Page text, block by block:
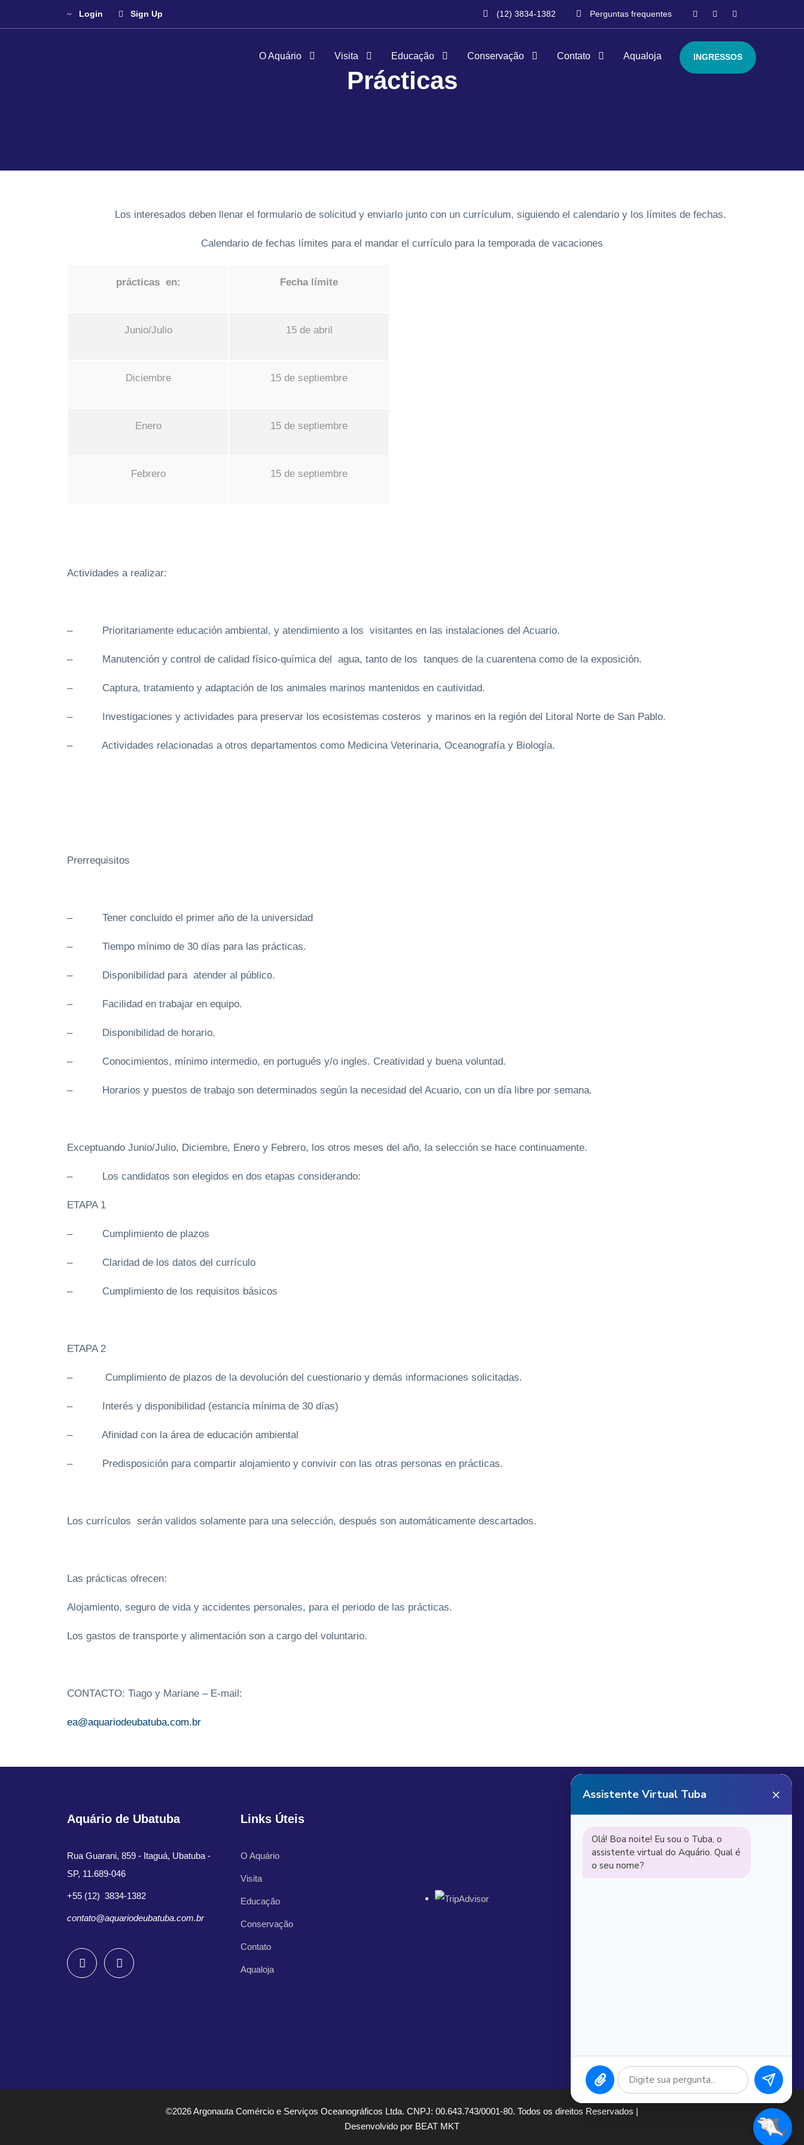
Login Sign Up (12) 3834-1382 Perguntas frequentes
O Aquário Visita Educação Conservação Contato Aqualoja INGRESSOS
Prácticas
Los interesados deben llenar el formulario de solicitud y enviarlo junto con un currículum, siguiendo el calendario y los límites de fechas.
Calendario de fechas límites para el mandar el currículo para la temporada de vacaciones
prácticas en: Fecha límite
Junio/Julio 15 de abril
Diciembre 15 de septiembre
Enero 15 de septiembre
Febrero 15 de septiembre
Actividades a realizar:
– Prioritariamente educación ambiental, y atendimiento a los visitantes en las instalaciones del Acuario.
– Manutención y control de calidad físico-química del agua, tanto de los tanques de la cuarentena como de la exposición.
– Captura, tratamiento y adaptación de los animales marinos mantenidos en cautividad.
– Investigaciones y actividades para preservar los ecosistemas costeros y marinos en la región del Litoral Norte de San Pablo.
– Actividades relacionadas a otros departamentos como Medicina Veterinaria, Oceanografía y Biología.
Prerrequisitos
– Tener concluido el primer año de la universidad
– Tiempo mínimo de 30 días para las prácticas.
– Disponibilidad para atender al público.
– Facilidad en trabajar en equipo.
– Disponibilidad de horario.
– Conocimientos, mínimo intermedio, en portugués y/o ingles. Creatividad y buena voluntad.
– Horarios y puestos de trabajo son determinados según la necesidad del Acuario, con un día libre por semana.
Exceptuando Junio/Julio, Diciembre, Enero y Febrero, los otros meses del año, la selección se hace continuamente.
– Los candidatos son elegidos en dos etapas considerando:
ETAPA 1
– Cumplimiento de plazos
– Claridad de los datos del currículo
– Cumplimiento de los requisitos básicos
ETAPA 2
– Cumplimiento de plazos de la devolución del cuestionario y demás informaciones solicitadas.
– Interés y disponibilidad (estancia mínima de 30 días)
– Afinidad con la área de educación ambiental
– Predisposición para compartir alojamiento y convivir con las otras personas en prácticas.
Los currículos serán validos solamente para una selección, después son automáticamente descartados.
Las prácticas ofrecen:
Alojamiento, seguro de vida y accidentes personales, para el periodo de las prácticas.
Los gastos de transporte y alimentación son a cargo del voluntario.
CONTACTO: Tiago y Mariane – E-mail:
ea@aquariodeubatuba.com.br
Aquário de Ubatuba
Rua Guarani, 859 - Itaguá, Ubatuba -
SP, 11.689-046
+55 (12) 3834-1382
contato@aquariodeubatuba.com.br
Links Úteis
O Aquário
Visita
Educação
Conservação
Contato
Aqualoja
Receba notícias do
Aquário
©2026 Argonauta Comércio e Serviços Oceanográficos Ltda. CNPJ: 00.643.743/0001-80. Todos os direitos Reservados |
Desenvolvido por BEAT MKT